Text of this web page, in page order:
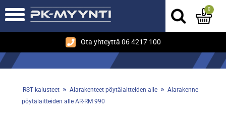
Ota yhteyttä 06 4217 100
0
RST kalusteet » Alarakenteet pöytälaitteiden alle » Alarakenne
pöytälaitteiden alle AR-RM 990